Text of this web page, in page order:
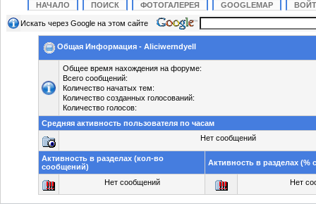
НАЧАЛО ПОИСК ФОТОГАЛЕРЕЯ GOOGLEMAP
Искать через Google на этом сайте
Общая Информация - Aliciwerndyell
Общее время нахождения на форуме:
Всего сообщений:
Количество начатых тем:
Количество созданных голосований:
Количество голосов:
Средняя активность пользователя по часам
Нет сообщений
Активность в разделах (кол-во
сообщений)
Активность в разделах (%
Нет сообщений Нет